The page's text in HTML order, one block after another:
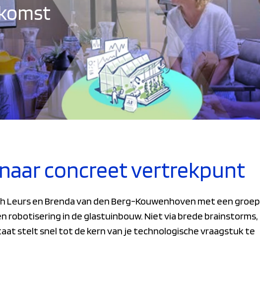
concreet vertrekpunt
en Brenda van den Berg-Kouwenhoven met een groep
robotisering in de glastuinbouw. Niet via brede brainstorms,
stelt snel tot de kern van je technologische vraagstuk te